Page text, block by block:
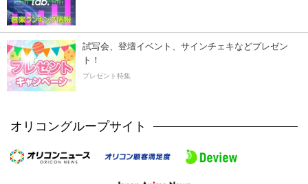
試写会、登壇イベント、サインチェキなどプレゼン
ト！
プレゼント特集
オリコングループサイト